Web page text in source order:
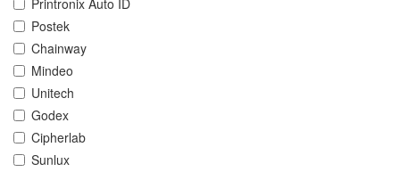
Printronix Auto ID
Postek
Chainway
Mindeo
Unitech
Godex
Cipherlab
Sunlux